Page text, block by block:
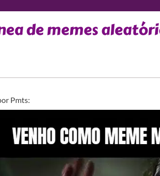
de memes
Pmts: